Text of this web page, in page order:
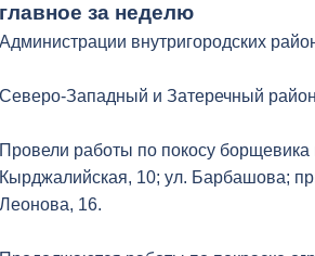
главное за неделю
Администрации внутригородских
Северо-Западный и Затеречный
Провели работы по покосу борщевика
Кырджалийская, 10; ул. Барбашова;
Леонова, 16.